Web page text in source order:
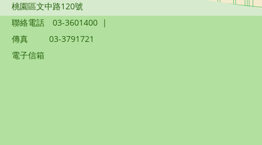
桃園區文中路120號
聯絡電話
03-3601400 |
傳真
03-3791721
電子信箱